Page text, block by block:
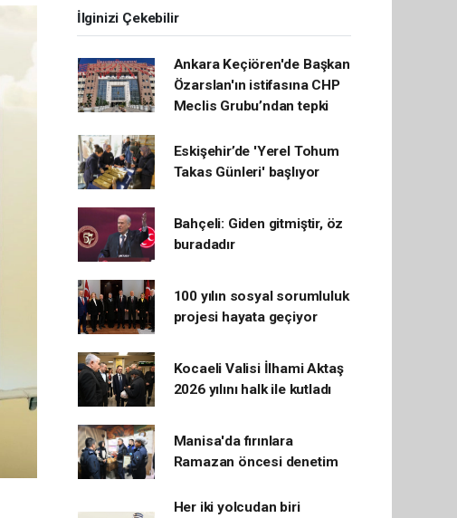
İlginizi Çekebilir
Ankara Keçiören'de Başkan
Özarslan'ın istifasına CHP
Meclis Grubu’ndan tepki
Eskişehir’de 'Yerel Tohum
Takas Günleri' başlıyor
Bahçeli: Giden gitmiştir, öz
buradadır
100 yılın sosyal sorumluluk
projesi hayata geçiyor
Kocaeli Valisi İlhami Aktaş
2026 yılını halk ile kutladı
Manisa'da fırınlara
Ramazan öncesi denetim
Her iki yolcudan biri